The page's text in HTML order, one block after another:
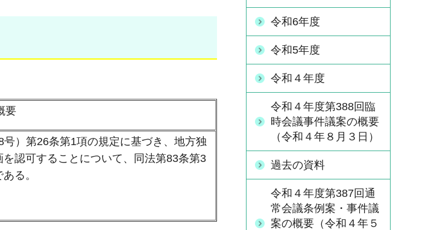
要
）第26条第1項の規定に基づき、地方独
認可することについて、同法第83条第3
る。
令和6年度
令和5年度
令和４年度
令和４年度第388回臨
時会議事件議案の概要
（令和４年８月３日）
過去の資料
令和４年度第387回通
常会議条例案・事件議
案の概要（令和４年５